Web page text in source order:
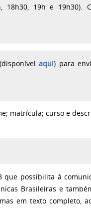
18h30, 19h e 19h30).
aqui) para
matrícula; curso e
que possibilita à
Brasileiras e
em texto completo,